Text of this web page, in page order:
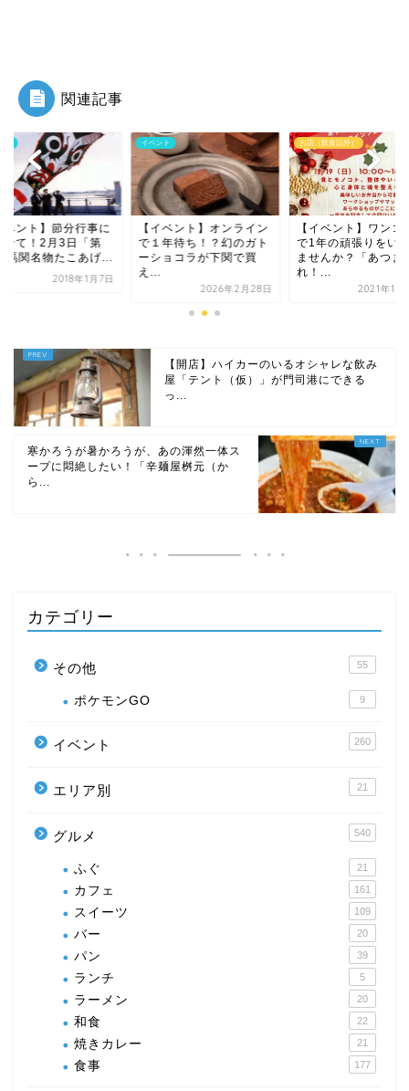
関連記事
ベント】オンライン
年待ち！？幻のガト
ョコラが下関で買
お店（飲食以外）
【イベント】ワンコイン
で1年の頑張りをいやし
ませんか？「あつま
れ！...
2021年12月11日
イベント
【イベント】節分行
合わせて！2月3日「
65回馬関名物たこあ
【開店】ハイカーのいるオシャレな飲み
屋「テント（仮）」が門司港にできる
っ...
寒かろうが暑かろうが、あの渾然一体ス
ープに悶絶したい！「辛麺屋桝元（か
ら...
カテゴリー
その他 55
ポケモンGO 9
イベント 260
エリア別 21
グルメ 540
ふぐ 21
カフェ 161
スイーツ 109
バー 20
パン 39
ランチ 5
ラーメン 20
和食 22
焼きカレー 21
食事 177